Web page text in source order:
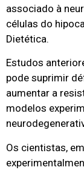
associado à
células do
Dietética.
Estudos
pode suprimir
aumentar a
modelos
Os cientistas,